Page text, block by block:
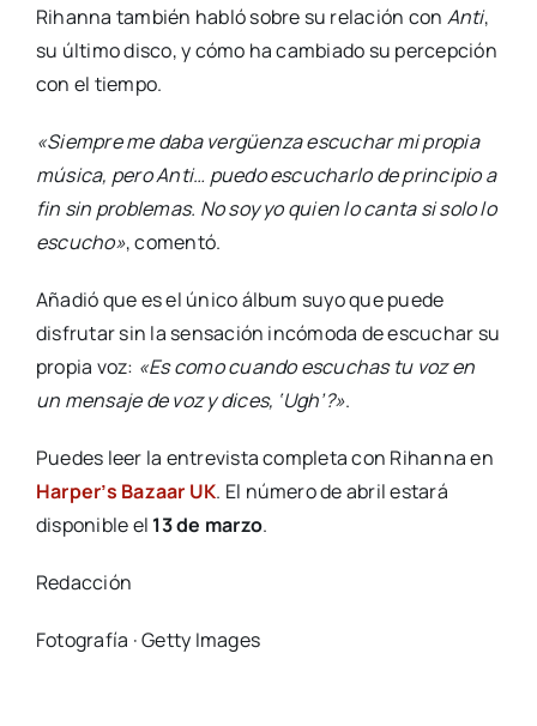
Rihanna también habló sobre su relación con Anti,
su último disco, y cómo ha cambiado su percepción
con el tiempo.
«Siempre me daba vergüenza escuchar mi propia
música, pero Anti… puedo escucharlo de principio a
fin sin problemas. No soy yo quien lo canta si solo lo
escucho», comentó.
Añadió que es el único álbum suyo que puede
disfrutar sin la sensación incómoda de escuchar su
propia voz: «Es como cuando escuchas tu voz en
un mensaje de voz y dices, ‘Ugh’?».
Puedes leer la entrevista completa con Rihanna en
Harper’s Bazaar UK. El número de abril estará
disponible el 13 de marzo.
Redacción
Fotografía · Getty Images